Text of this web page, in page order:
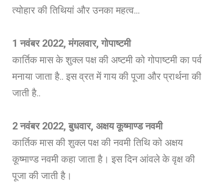
त्योहार की तिथियां और उनका महत्व…
1नवंबर 2022, मंगलवार, गोपाष्टमी
कार्तिक मास के शुक्ल पक्ष की अष्टमी को गोपाष्टमी का पर्व
मनाया जाता है.. इस व्रत में गाय की पूजा और प्रार्थना की
जाती है..
2नवंबर 2022, बुधवार, अक्षय कूष्माण्ड नवमी
कार्तिक मास की शुक्ल पक्ष की नवमी तिथि को अक्षय
कूष्माण्ड नवमी कहा जाता है। इस दिन आंवले के वृक्ष की
पूजा की जाती है।